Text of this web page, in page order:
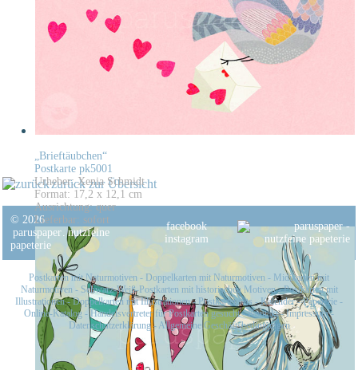
„Brieftäubchen“
Postkarte pk5001
Urheber: Xenia Schmidt
Format: 17,2 x 12,1 cm
Ausrichtung: quer
Lieferbar: sofort
zurück zur Übersicht
© 2026
paruspaper. nutzfeine
papeterie
facebook
instagram
Postkarten mit Naturmotiven - Doppelkarten mit Naturmotiven - Midikarten mit
Naturmotiven - Schwarz-Weiß-Postkarten mit historischen Motiven-Postkarten mit
Illustrationen-Doppelkarten mit Illustrationen-Postkartensets-Kalender-Papeterie -
Online-Katalog -Handelsvertreter für Postkarten gesucht-Kontakt-Impressum-
Datenschutzerklärung- Allgemeine Geschäftsbedingungen